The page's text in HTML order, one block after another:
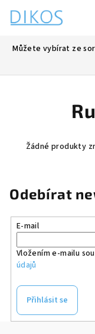
obsah
Můžete vybírat ze
Žádné produkty
Odebírat
E-mail
Vložením e-mailu
údajů
Přihlásit se